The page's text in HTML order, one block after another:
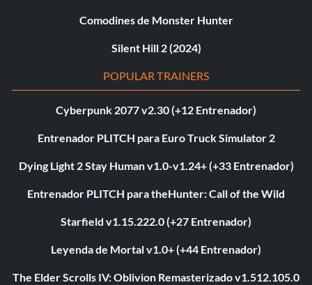
Comodines de Monster Hunter
Silent Hill 2 (2024)
POPULAR TRAINERS
Cyberpunk 2077 v2.30 (+12 Entrenador)
Entrenador PLITCH para Euro Truck Simulator 2
Dying Light 2 Stay Human v1.0-v1.24+ (+33 Entrenador)
Entrenador PLITCH para theHunter: Call of the Wild
Starfield v1.15.222.0 (+27 Entrenador)
Leyenda de Mortal v1.0+ (+44 Entrenador)
The Elder Scrolls IV: Oblivion Remasterizado v1.512.105.0